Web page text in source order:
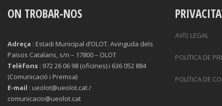
ON TROBAR-NOS
Adreça : Estadi Municipal d’OLOT. Avinguda dels
Països Catalans, s/n – 17800 – OLOT
Telèfons : 972 26 06 98 (oficines) i 636 052 884
(Comunicació i Premsa)
E-mail : ueolot@ueolot.cat /
comunicacio@ueolot.cat
AVÍS LEGAL
POLÍTICA DE
POLÍTICA DE